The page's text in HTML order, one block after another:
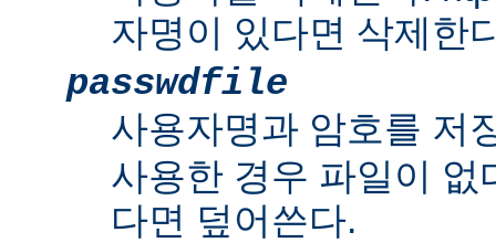
자명이 있다면 삭제한
passwdfile
사용자명과 암호를 저
사용한 경우 파일이 없
다면 덮어쓴다.